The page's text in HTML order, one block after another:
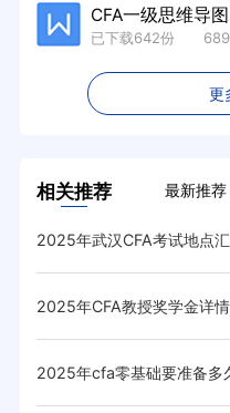
CFA一级思维导
已下载642份
更
相关推荐 最新推荐
2025年武汉CFA考试地点
2025年CFA教授奖学金详
2025年cfa零基础要准备多